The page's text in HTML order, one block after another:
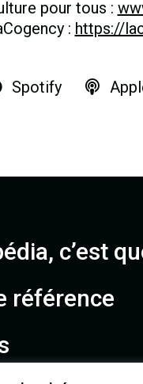
pour tous :
: https://
Spotify
c’est
référence